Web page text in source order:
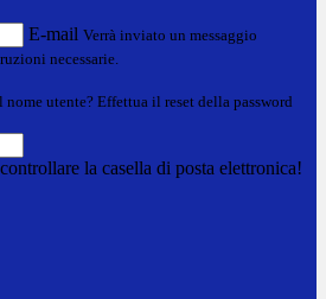
E-mail Verrà inviato un messaggio
necessarie.
utente? Effettua il reset della password
la casella di posta elettronica!